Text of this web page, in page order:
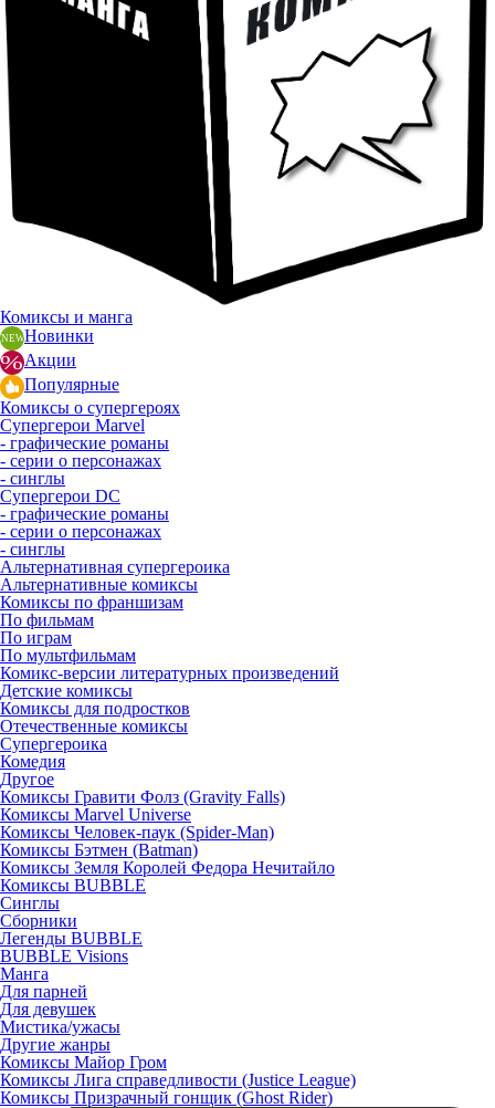
Комиксы и манга
Новинки
Акции
Популярные
Комиксы о супергероях
Супергерои Marvel
- графические романы
- серии о персонажах
- синглы
Супергерои DC
- графические романы
- серии о персонажах
- синглы
Альтернативная супергероика
Альтернативные комиксы
Комиксы по франшизам
По фильмам
По играм
По мультфильмам
Комикс-версии литературных произведений
Детские комиксы
Комиксы для подростков
Отечественные комиксы
Супергероика
Комедия
Другое
Комиксы Гравити Фолз (Gravity Falls)
Комиксы Marvel Universe
Комиксы Человек-паук (Spider-Man)
Комиксы Бэтмен (Batman)
Комиксы Земля Королей Федора Нечитайло
Комиксы BUBBLE
Синглы
Сборники
Легенды BUBBLE
BUBBLE Visions
Манга
Для парней
Для девушек
Мистика/ужасы
Другие жанры
Комиксы Майор Гром
Комиксы Лига справедливости (Justice League)
Комиксы Призрачный гонщик (Ghost Rider)